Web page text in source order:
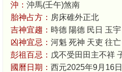
沖： 沖馬(壬午)煞南
胎神占方： 房床碓外正北
吉神宜趨： 時德 陽德 民日 玉
凶神宜忌： 河魁 死神 天吏 往亡
彭祖百忌： 戊不受田田主不祥
國曆日期： 西元2025年9月16